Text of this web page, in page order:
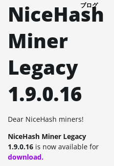
ブログ
NiceHash
Miner
Legacy
1.9.0.16
Dear NiceHash miners!
NiceHash Miner Legacy
1.9.0.16 is now available for
download.